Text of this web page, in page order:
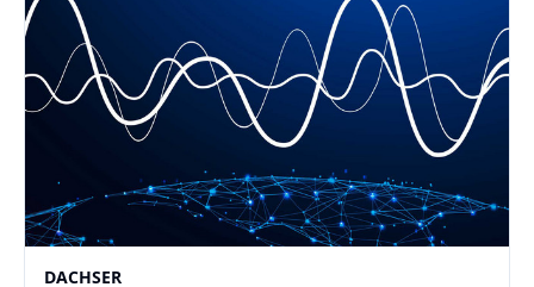
DACHSER